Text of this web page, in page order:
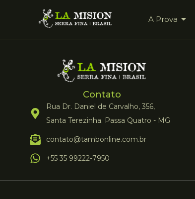
A Prova
Contato
Rua Dr. Daniel de Carvalho, 356,
Santa Terezinha. Passa Quatro - MG
contato@tambonline.com.br
+55 35 99222-7950